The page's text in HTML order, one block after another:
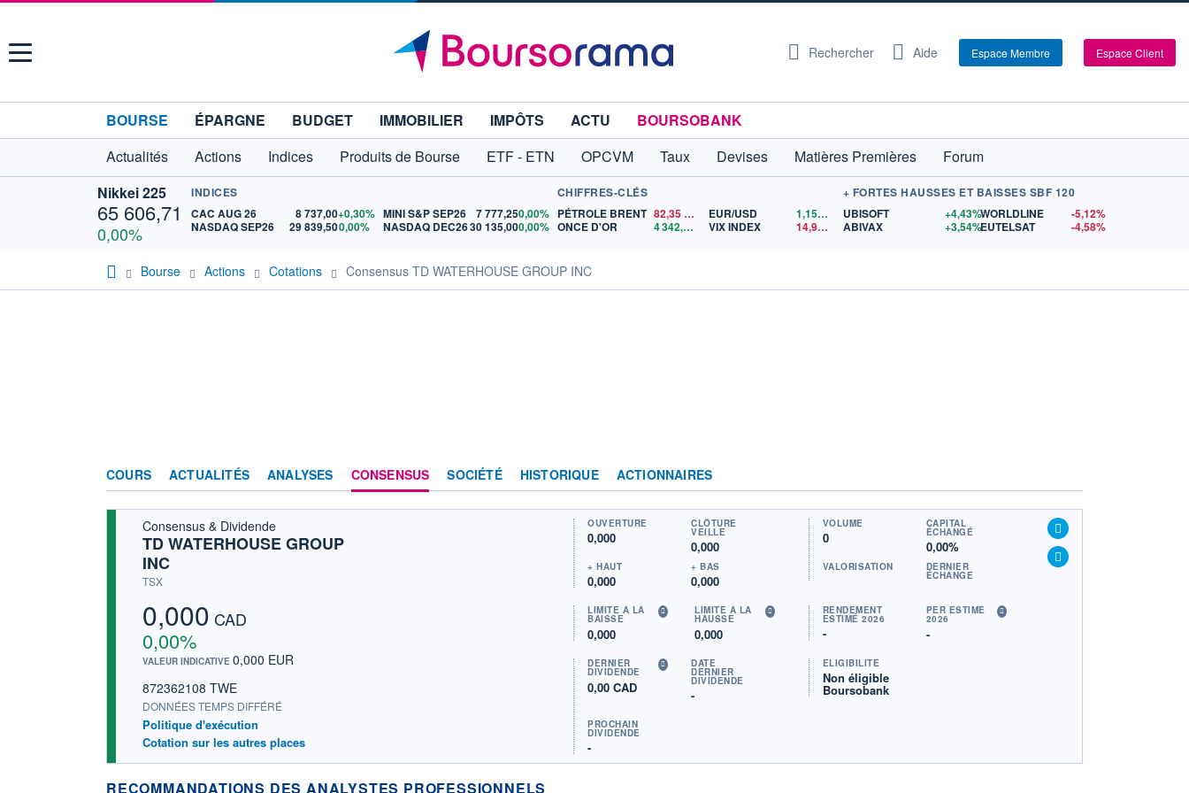
Menu Rechercher Aide Espace Membre Espace Client
BOURSE ÉPARGNE BUDGET IMMOBILIER IMPÔTS ACTU
BOURSOBANK
Actualités
Actions Indices Produits de Bourse ETF - ETN OPCVM Taux Devises Matières Premières
Forum
Nikkei 225
65 606,71
0,00%
INDICES
CAC AUG 26
8 737,00+0,30%
NASDAQ SEP26
29 839,500,00%
MINI S&P SEP26 7 777,250,00%
NASDAQ DEC2630 135,000,00%
CHIFFRES-CLÉS
PÉTROLE BRENT 82,35
ONCE D'OR
4 342,26 $US
EUR/USD 1,1559
$US
VIX INDEX
14,90$US
+ FORTES HAUSSES ET BAISSES SBF 120
UBISOFT
+4,43%
ABIVAX
+3,54%
WORLDLINE
-5,12%
EUTELSAT
-4,58%
Bourse Actions Cotations Consensus TD WATERHOUSE GROUP INC
COURS ACTUALITÉS ANALYSES CONSENSUS SOCIÉTÉ HISTORIQUE ACTIONNAIRES
Consensus & Dividende
TD WATERHOUSE GROUP
INC
TSX
0,000 CAD
0,00%
VALEUR INDICATIVE 0,000 EUR
872362108 TWE
DONNÉES TEMPS DIFFÉRÉ
Politique d'exécution
Cotation sur les autres places
OUVERTURE
0,000
CLÔTURE
VEILLE
0,000
+ HAUT
0,000
+ BAS
0,000
VOLUME
0
CAPITAL
ÉCHANGÉ
0,00%
VALORISATION DERNIER
ÉCHANGE
LIMITE À LA
BAISSE
0,000
LIMITE À LA
HAUSSE
0,000
RENDEMENT
ESTIMÉ 2026
-
PER ESTIMÉ
2026
-
DERNIER
DIVIDENDE
0,00 CAD
DATE
DERNIER
DIVIDENDE
-
PROCHAIN
DIVIDENDE
-
ÉLIGIBILITÉ
Non éligible
Boursobank
RECOMMANDATIONS DES ANALYSTES PROFESSIONNELS